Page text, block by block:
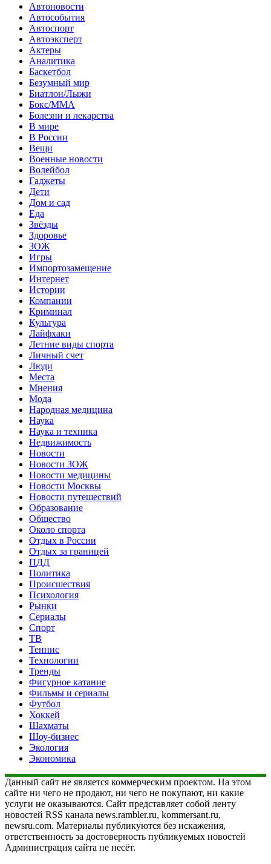
Автоновости
Автособытия
Автоспорт
Автоэксперт
Актеры
Аналитика
Баскетбол
Безумный мир
Биатлон/Лыжи
Бокс/MMA
Болезни и лекарства
В мире
В России
Вещи
Военные новости
Волейбол
Гаджеты
Дети
Дом и сад
Еда
Звёзды
Здоровье
ЗОЖ
Игры
Импортозамещение
Интернет
Истории
Компании
Криминал
Культура
Лайфхаки
Летние виды спорта
Личный счет
Люди
Места
Мнения
Мода
Народная медицина
Наука
Наука и техника
Недвижимость
Новости
Новости ЗОЖ
Новости медицины
Новости Москвы
Новости путешествий
Образование
Общество
Около спорта
Отдых в России
Отдых за границей
ПДД
Политика
Происшествия
Психология
Рынки
Сериалы
Спорт
ТВ
Теннис
Технологии
Тренды
Фигурное катание
Фильмы и сериалы
Футбол
Хоккей
Шахматы
Шоу-бизнес
Экология
Экономика
Данный сайт не является коммерческим проектом. На этом
сайте ни чего не продают, ни чего не покупают, ни какие
услуги не оказываются. Сайт представляет собой ленту
новостей RSS канала news.rambler.ru, kommersant.ru,
newsru.com. Материалы публикуются без искажения,
ответственность за достоверность публикуемых новостей
Администрация сайта не несёт.